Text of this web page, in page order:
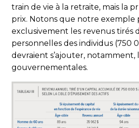
train de vie à la retraite, mais la
prix. Notons que notre exemple
exclusivement les revenus tirés
personnelles des individus (750
devraient s’ajouter, notamment,
gouvernementales.